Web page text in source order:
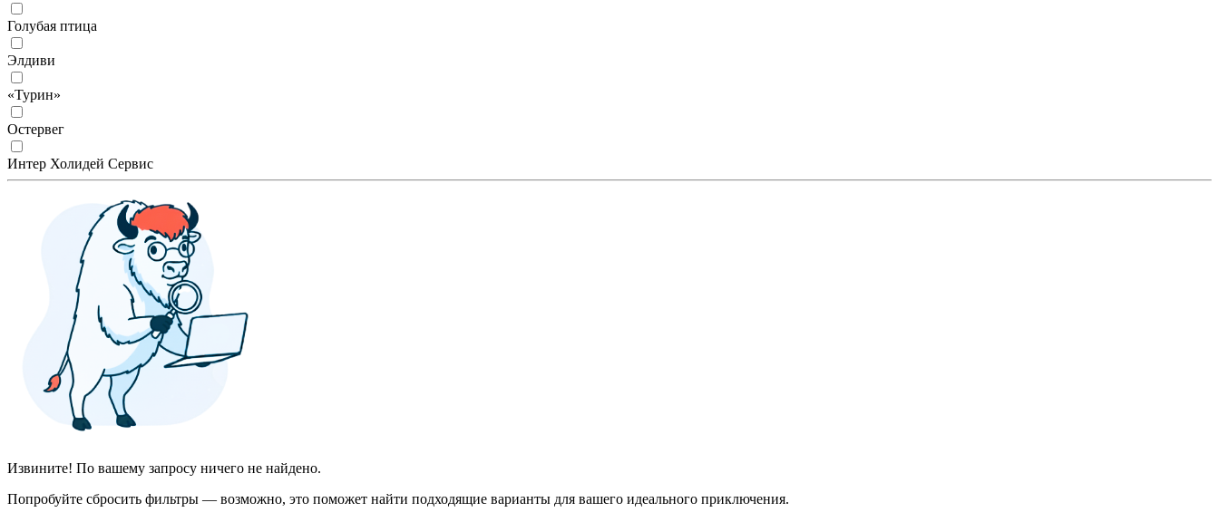
Голубая птица
Элдиви
«Турин»
Остервег
Интер Холидей Сервис
Извините! По вашему запросу ничего не найдено.
Попробуйте сбросить фильтры — возможно, это поможет найти подходящие варианты для вашего идеального приключения.